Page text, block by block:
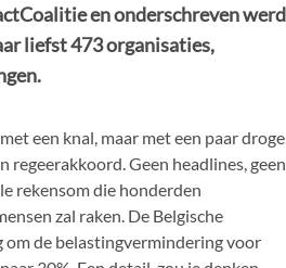
en onderschreven werd
liefst 473 organisaties,
een knal, maar met een paar droge
regeerakkoord. Geen headlines, geen
rekensom die honderden
zal raken. De Belgische
om de belastingvermindering voor